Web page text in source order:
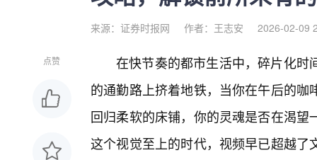
来源：证券时报网 作者：王志安 2026-02-09
点赞
在快节奏的都市生活中，碎片化时
的通勤路上挤着地铁，当你在午后的
回归柔软的床铺，你的灵魂是否在渴
这个视觉至上的时代，视频早已超越